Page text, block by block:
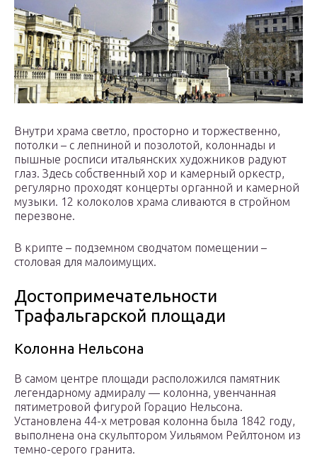
Внутри храма светло, просторно и торжественно,
потолки – с лепниной и позолотой, колоннады и
пышные росписи итальянских художников радуют
глаз. Здесь собственный хор и камерный оркестр,
регулярно проходят концерты органной и камерной
музыки. 12 колоколов храма сливаются в стройном
перезвоне.
В крипте – подземном сводчатом помещении –
столовая для малоимущих.
Достопримечательности
Трафальгарской площади
Колонна Нельсона
В самом центре площади расположился памятник
легендарному адмиралу — колонна, увенчанная
пятиметровой фигурой Горацио Нельсона.
Установлена 44-х метровая колонна была 1842 году,
выполнена она скульптором Уильямом Рейлтоном из
темно-серого гранита.